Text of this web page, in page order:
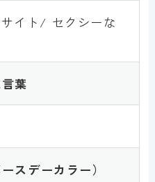
イト/ セクシーな
葉
ースデーカラー）